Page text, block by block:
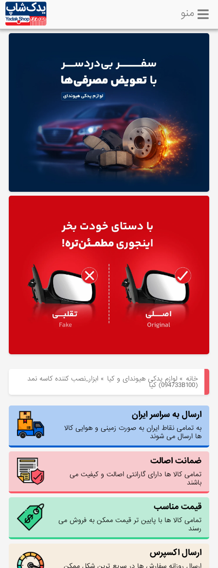
لوازم
منو
خانه »لوازم یدکی هیوندای و کیا »ابزار_نصب كننده كاسه نمد
(094733B100) کیا
ارسال به سراسر ایران
به تمامی نقاط ایران به صورت زمینی و هوایی کالا
ها ارسال می شوند
ضمانت اصالت
تمامی کالا ها دارای گارانتی اصالت و کیفیت می
باشند
قیمت مناسب
تمامی کالا ها با پایین تر قیمت ممکن به فروش می
رسند
ارسال اکسپرس